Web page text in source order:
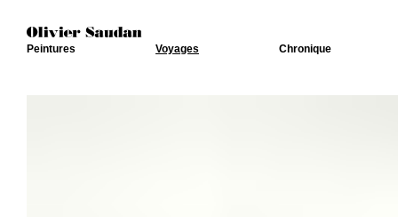
Peintures Voyages Chronique